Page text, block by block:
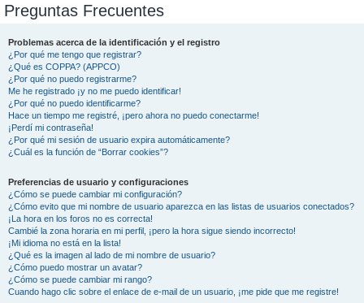
Preguntas Frecuentes
Problemas acerca de la identificación y el registro
¿Por qué me tengo que registrar?
¿Qué es COPPA? (APPCO)
¿Por qué no puedo registrarme?
Me he registrado ¡y no me puedo identificar!
¿Por qué no puedo identificarme?
Hace un tiempo me registré, ¡pero ahora no puedo conectarme!
¡Perdí mi contraseña!
¿Por qué mi sesión de usuario expira automáticamente?
¿Cuál es la función de “Borrar cookies”?
Preferencias de usuario y configuraciones
¿Cómo se puede cambiar mi configuración?
¿Cómo evito que mi nombre de usuario aparezca en las listas de usuarios conectados?
¡La hora en los foros no es correcta!
Cambié la zona horaria en mi perfil, ¡pero la hora sigue siendo incorrecto!
¡Mi idioma no está en la lista!
¿Qué es la imagen al lado de mi nombre de usuario?
¿Cómo puedo mostrar un avatar?
¿Cómo se puede cambiar mi rango?
Cuando hago clic sobre el enlace de e-mail de un usuario, ¡me pide que me registre!